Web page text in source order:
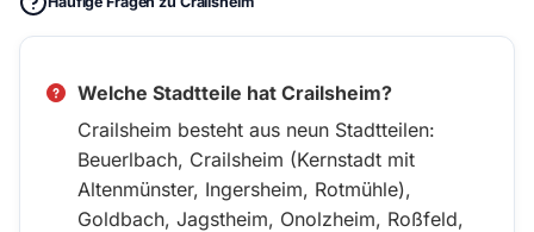
Welche Stadtteile hat Crailsheim?
Crailsheim besteht aus neun Stadtteilen:
Beuerlbach, Crailsheim (Kernstadt mit
Altenmünster, Ingersheim, Rotmühle),
Goldbach, Jagstheim, Onolzheim, Roßfeld,